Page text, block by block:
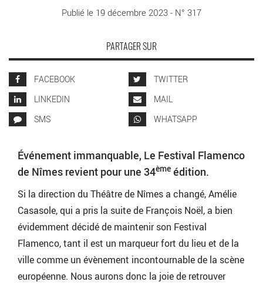
Publié le 19 décembre 2023 - N° 317
PARTAGER SUR
FACEBOOK
TWITTER
LINKEDIN
MAIL
SMS
WHATSAPP
Événement immanquable, Le Festival Flamenco
de Nîmes revient pour une 34ème édition.
Si la direction du Théâtre de Nîmes a changé, Amélie
Casasole, qui a pris la suite de François Noël, a bien
évidemment décidé de maintenir son Festival
Flamenco, tant il est un marqueur fort du lieu et de la
ville comme un évènement incontournable de la scène
européenne. Nous aurons donc la joie de retrouver